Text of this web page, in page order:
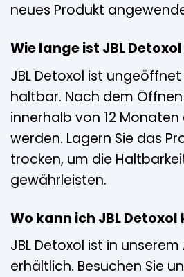
neues Produkt
Wie lange ist JBL
JBL Detoxol ist
haltbar. Nach dem
innerhalb von 12
werden. Lagern Sie das
trocken, um die
gewährleisten.
Wo kann ich JBL
JBL Detoxol ist in
erhältlich. Besuchen Sie